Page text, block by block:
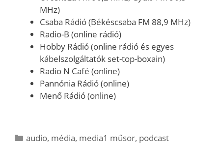
MHz)
Csaba Rádió (Békéscsaba FM 88,9 MHz)
Radio-B (online rádió)
Hobby Rádió (online rádió és egyes
kábelszolgáltatók set-top-boxain)
Radio N Café (online)
Pannónia Rádió (online)
Menő Rádió (online)
Kategória
audio, média, media1 műsor, podcast